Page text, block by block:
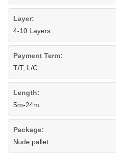
Layer:
4-10 Layers
Payment Term:
T/T, L/C
Length:
5m-24m
Package:
Nude,pallet